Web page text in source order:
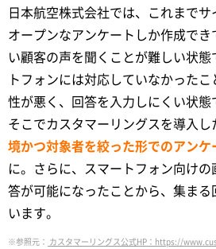
日本航空株式会社では、これまで
オープンなアンケートしか作成で
い顧客の声を聞くことが難しい状
トフォンには対応していなかった
性が悪く、回答を入力しにくい状態
そこでカスタマーリングスを導入し
境かつ対象者を絞った形でのアン
に。さらに、スマートフォン向け
答が可能になったことから、集ま
います。
※参照元： カスタマーリングス公式HP：https://